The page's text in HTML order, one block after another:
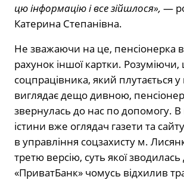
цю інформацію і все зійшлося», —
Катерина Степанівна.
Не зважаючи на це, пенсіонерка
рахунок іншої картки. Розуміючи,
соцпрацівника, який плутається у
виглядає дещо дивною,
звернулась до нас по допомогу.
істини вже оглядач газети та
в управління соцзахисту м.
третю версію, суть якої
«ПриватБанк» чомусь відхилив